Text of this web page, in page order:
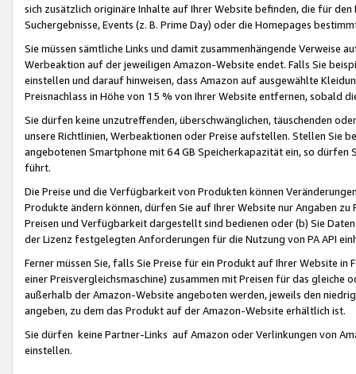
sich zusätzlich originäre Inhalte auf Ihrer Website befinden, die für
Suchergebnisse, Events (z. B. Prime Day) oder die Homepages
Sie müssen sämtliche Links und damit zusammenhängende
Werbeaktion auf der jeweiligen Amazon-Website endet. Falls Sie
einstellen und darauf hinweisen, dass Amazon auf ausgewählte
Preisnachlass in Höhe von 15 % von Ihrer Website entfernen, sobald
Sie dürfen keine unzutreffenden, überschwänglichen, täuschenden
unsere Richtlinien, Werbeaktionen oder Preise aufstellen. Stellen Sie
angebotenen Smartphone mit 64 GB Speicherkapazität ein, so dürfen
führt.
Die Preise und die Verfügbarkeit von Produkten können
Produkte ändern können, dürfen Sie auf Ihrer Website nur Angaben
Preisen und Verfügbarkeit dargestellt sind bedienen oder (b) Sie
der Lizenz festgelegten Anforderungen für die Nutzung von PA API
Ferner müssen Sie, falls Sie Preise für ein Produkt auf Ihrer Website
einer Preisvergleichsmaschine) zusammen mit Preisen für das
außerhalb der Amazon-Website angeboten werden, jeweils den
angeben, zu dem das Produkt auf der Amazon-Website erhältlich ist.
Sie dürfen keine Partner-Links auf Amazon oder Verlinkungen von
einstellen.